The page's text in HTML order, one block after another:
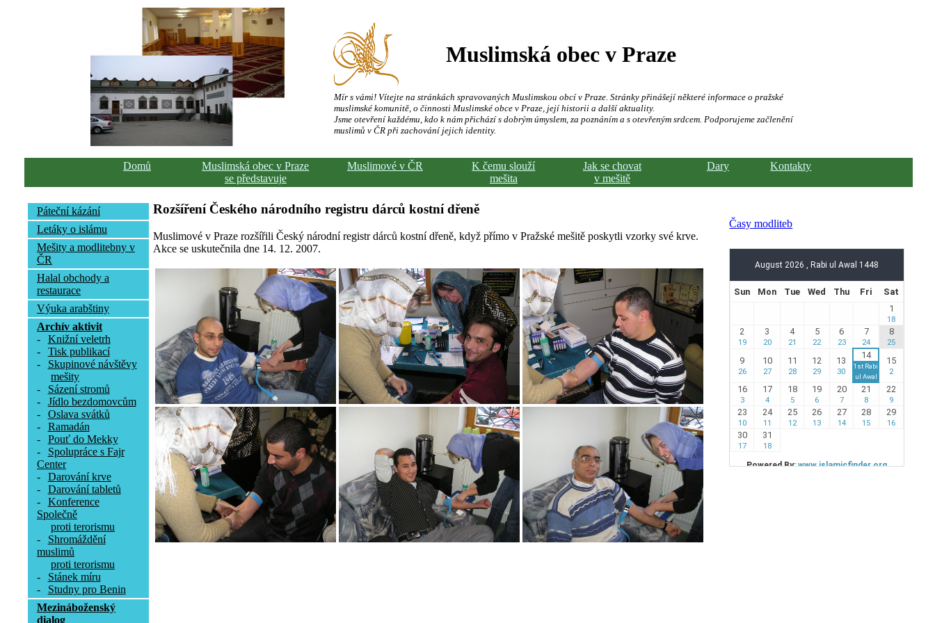
Muslimská obec v Praze
Mír s vámi! Vítejte na stránkách spravovaných Muslimskou obcí v Praze. Stránky přinášejí některé informace o pražské
muslimské komunitě, o činnosti Muslimské obce v Praze, její historii a další aktuality.
Jsme otevření každému, kdo k nám přichází s dobrým úmyslem, za poznáním a s otevřeným srdcem. Podporujeme začlenění
muslimů v ČR při zachování jejich identity.
Domů
Muslimská obec v Praze
se představuje
Muslimové v ČR
K čemu slouží
mešita
Jak se chovat
v mešitě
Dary Kontakty
Páteční kázání
Letáky o islámu
Mešity a modlitebny v
ČR
Halal obchody a
restaurace
Výuka arabštiny
Archív aktivit
-
Knižní veletrh
-
Tisk publikací
-
Skupinové návštěvy
mešity
-
Sázení stromů
-
Jídlo bezdomovcům
-
Oslava svátků
-
Ramadán
-
Pouť do Mekky
-
Spolupráce s Fajr
Center
-
Darování krve
-
Darování tabletů
-
Konference
Společně
proti terorismu
-
Shromáždění
muslimů
proti terorismu
-
Stánek míru
-
Studny pro Benin
Mezináboženský
dialog
Rozšíření Českého národního registru dárců kostní dřeně
Muslimové v Praze rozšířili Český národní registr dárců kostní dřeně, když přímo v Pražské mešitě poskytli vzorky své krve.
Akce se uskutečnila dne 14. 12. 2007.
Časy modliteb